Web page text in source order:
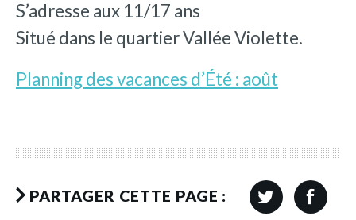
S’adresse aux 11/17 ans
Situé dans le quartier Vallée Violette.
Planning des vacances d’Été : août
PARTAGER CETTE PAGE :